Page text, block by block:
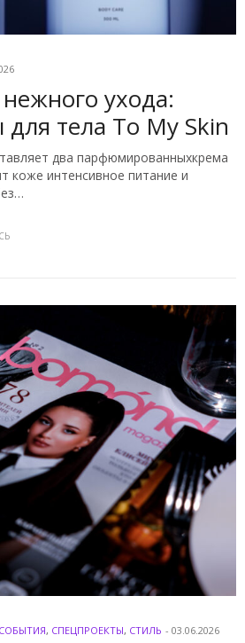
ухода:
тела To My Skin
два парфюмированныхкрема
коже интенсивное питание и
СОБЫТИЯ, СПЕЦПРОЕКТЫ, СТИЛЬ - 03.06.2026